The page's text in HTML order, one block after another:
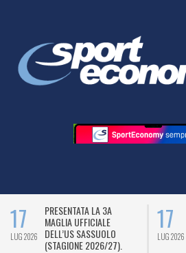
17
LUG 2026
PRESENTATA LA 3A
MAGLIA UFFICIALE
DELL’US SASSUOLO
(STAGIONE 2026/27).
17
LUG 2026